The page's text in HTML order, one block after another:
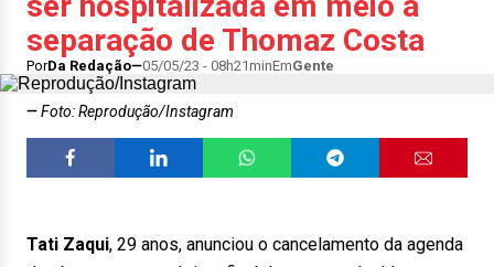
separação de Thomaz Costa
PorDa Redação 05/05/23 - 08h21minEmGente
Foto: Reprodução/Instagram
Tati Zaqui, 29 anos, anunciou o cancelamento da agenda